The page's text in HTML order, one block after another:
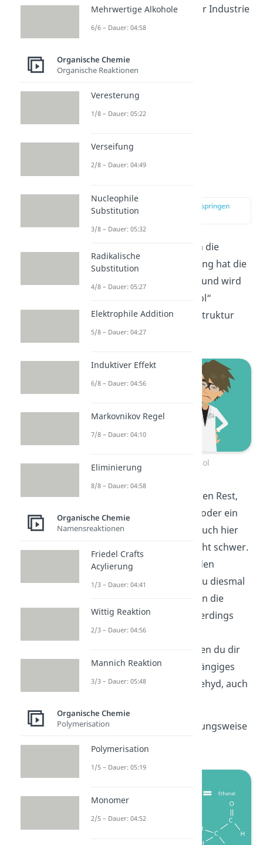
Die Alkohole werden in der Industrie
und auch im Haushalt als
zur Stelle im Video springen
Des Weiteren gibt es noch die
Aldehyde. Diese Verbindung hat die
funktionelle Gruppe CHO und wird
auch „dehydrierter Alkohol“
genannt. Die allgemeine Struktur
sieht so aus:
Dehydrierter Alkohol
Dabei steht R wieder für den Rest,
der ein
Wasserstoffatom
oder ein
Organyl-Rest
sein kann. Auch hier
ist die Namensgebung nicht schwer.
Du gehst ähnlich wie bei den
Alkoholen vor, nur, dass du diesmal
an das ursprüngliche Alkan die
Endung „al“ anhängst. Allerdings
wirst du hier jeweils einen
Trivialnamen vorfinden, den du dir
gut merken solltest. Ein gängiges
Beispiel dafür ist Formaldehyd, auch
Auch Acetaldehyd, beziehungsweise
Ethanal, gehört dazu.
Mehrwertige Alkohole
6/6 – Dauer: 04:58
Organische Chemie
Organische Reaktionen
Veresterung
1/8 – Dauer: 05:22
Verseifung
2/8 – Dauer: 04:49
Nucleophile
Substitution
3/8 – Dauer: 05:32
Radikalische
Substitution
4/8 – Dauer: 05:27
Elektrophile Addition
5/8 – Dauer: 04:27
Induktiver Effekt
6/8 – Dauer: 04:56
Markovnikov Regel
7/8 – Dauer: 04:10
Eliminierung
8/8 – Dauer: 04:58
Organische Chemie
Namensreaktionen
Friedel Crafts
Acylierung
1/3 – Dauer: 04:41
Wittig Reaktion
2/3 – Dauer: 04:56
Mannich Reaktion
3/3 – Dauer: 05:48
Organische Chemie
Polymerisation
Polymerisation
1/5 – Dauer: 05:19
Monomer
2/5 – Dauer: 04:52